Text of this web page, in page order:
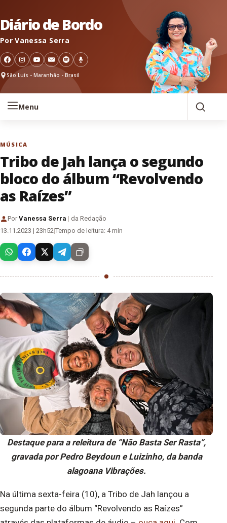
Diário de Bordo
Por Vanessa Serra
São Luís - Maranhão - Brasil
Menu
MÚSICA
Tribo de Jah lança o segundo
bloco do álbum “Revolvendo
as Raízes”
PorVanessa Serra | da Redação
13.11.2023 | 23h52|Tempo de leitura: 4 min
Destaque para a releitura de “Não Basta Ser Rasta”,
gravada por Pedro Beydoun e Luizinho, da banda
alagoana Vibrações.
Na última sexta-feira (10), a Tribo de Jah lançou a
segunda parte do álbum “Revolvendo as Raízes”